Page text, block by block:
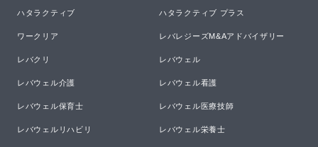
ハタラクティブ ハタラクティブ プラス
ワークリア レバレジーズM&Aアドバイザリー
レバクリ レバウェル
レバウェル介護 レバウェル看護
レバウェル保育士 レバウェル医療技師
レバウェルリハビリ レバウェル栄養士